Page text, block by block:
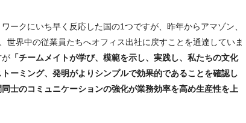
ークにいち早く反応した国の1つですが、昨年からアマゾン、
世界中の従業員たちへオフィス出社に戻すことを通達していま
が 「チームメイトが学び、模範を示し、実践し、私たちの文化
ーミング、発明がよりシンプルで効果的であることを確認し
士のコミュニケーションの強化が業務効率を高め生産性を上